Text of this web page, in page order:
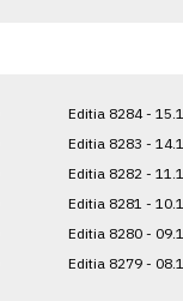
Editia 8284 -
Editia 8283 -
Editia 8282 -
Editia 8281 -
Editia 8280 -
Editia 8279 -